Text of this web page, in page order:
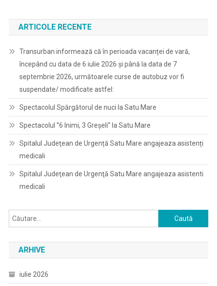
ARTICOLE RECENTE
Transurban informează că în perioada vacanței de vară,
începând cu data de 6 iulie 2026 și până la data de 7
septembrie 2026, următoarele curse de autobuz vor fi
suspendate/ modificate astfel:
Spectacolul Spărgătorul de nuci la Satu Mare
Spectacolul ”6 Inimi, 3 Greșeli” la Satu Mare
Spitalul Judeţean de Urgență Satu Mare angajeaza asistenți
medicali
Spitalul Judeţean de Urgenţă Satu Mare angajeaza asistenti
medicali
Caută
după:
ARHIVE
iulie 2026